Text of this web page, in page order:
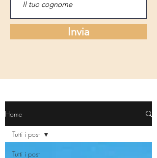
Home
Tutti i post
Tutti i post
Invia